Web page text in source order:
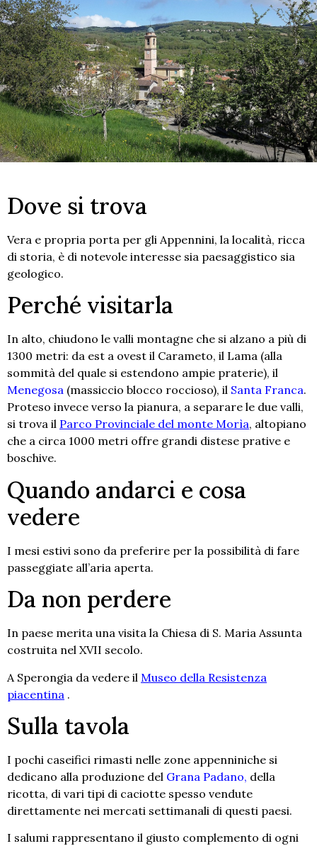
Dove si trova
Vera e propria porta per gli Appennini, la località, ricca
di storia, è di notevole interesse sia paesaggistico sia
geologico.
Perché visitarla
In alto, chiudono le valli montagne che si alzano a più di
1300 metri: da est a ovest il Carameto, il Lama (alla
sommità del quale si estendono ampie praterie), il
Menegosa (massiccio blocco roccioso), il Santa Franca.
Proteso invece verso la pianura, a separare le due valli,
si trova il Parco Provinciale del monte Morìa, altopiano
che a circa 1000 metri offre grandi distese prative e
boschive.
Quando andarci e cosa
vedere
I mesi estivi sono da preferire per la possibilità di fare
passeggiate all’aria aperta.
Da non perdere
In paese merita una visita la Chiesa di S. Maria Assunta
costruita nel XVII secolo.
A Sperongia da vedere il Museo della Resistenza
piacentina .
Sulla tavola
I pochi caseifici rimasti nelle zone appenniniche si
dedicano alla produzione del Grana Padano, della
ricotta, di vari tipi di caciotte spesso vendute
direttamente nei mercati settimanali di questi paesi.
I salumi rappresentano il giusto complemento di ogni